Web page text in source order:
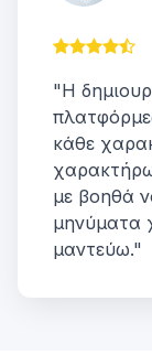
"Η
κάθε
με βοηθά
μηνύματα
μαντεύω."